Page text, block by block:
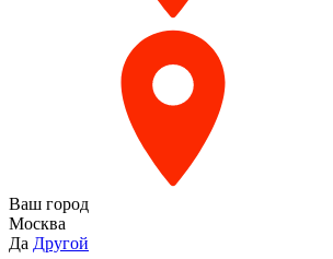
Ваш город
Москва
Да Другой